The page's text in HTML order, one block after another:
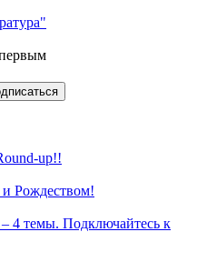
up!!
Рождеством!
4 темы. Подключайтесь к